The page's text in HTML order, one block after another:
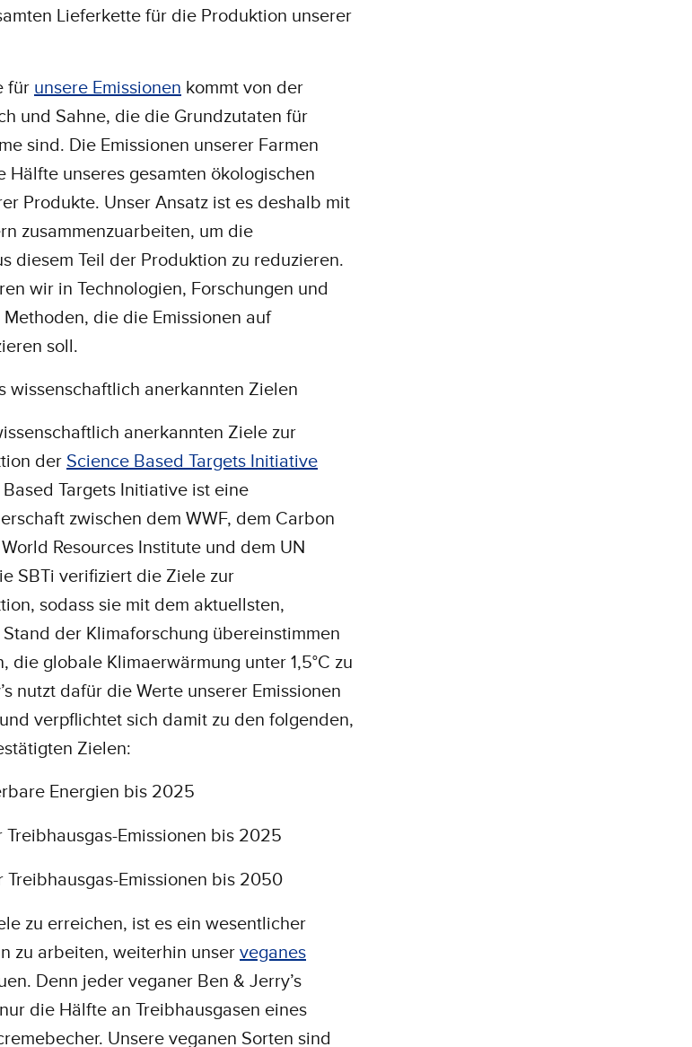
Lieferkette für die Produktion unserer
für unsere Emissionen kommt von der
und Sahne, die die Grundzutaten für
sind. Die Emissionen unserer Farmen
Hälfte unseres gesamten ökologischen
Produkte. Unser Ansatz ist es deshalb mit
zusammenzuarbeiten, um die
diesem Teil der Produktion zu reduzieren.
wir in Technologien, Forschungen und
die die Emissionen auf
soll.
wissenschaftlich anerkannten Zielen
anerkannten Ziele zur
der Science Based Targets Initiative
Based Targets Initiative ist eine
zwischen dem WWF, dem Carbon
Resources Institute und dem UN
SBTi verifiziert die Ziele zur
sodass sie mit dem aktuellsten,
der Klimaforschung übereinstimmen
die globale Klimaerwärmung unter 1,5°C zu
nutzt dafür die Werte unserer Emissionen
verpflichtet sich damit zu den folgenden,
Zielen:
Energien bis 2025
Treibhausgas-Emissionen bis 2025
Treibhausgas-Emissionen bis 2050
zu erreichen, ist es ein wesentlicher
zu arbeiten, weiterhin unser veganes
Denn jeder veganer Ben & Jerry’s
die Hälfte an Treibhausgasen eines
Unsere veganen Sorten sind